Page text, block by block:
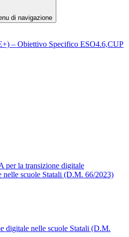
di navigazione
– Obiettivo Specifico ESO4.6,CUP
per la transizione digitale
nelle scuole Statali (D.M. 66/2023)
digitale nelle scuole Statali (D.M.